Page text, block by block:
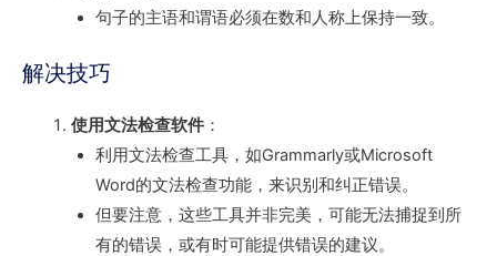
句子的主语和谓语必须在数和人称上保持一致。
解决技巧
使用文法检查软件：
利用文法检查工具，如Grammarly或Microsoft
Word的文法检查功能，来识别和纠正错误。
但要注意，这些工具并非完美，可能无法捕捉到所
有的错误，或有时可能提供错误的建议。